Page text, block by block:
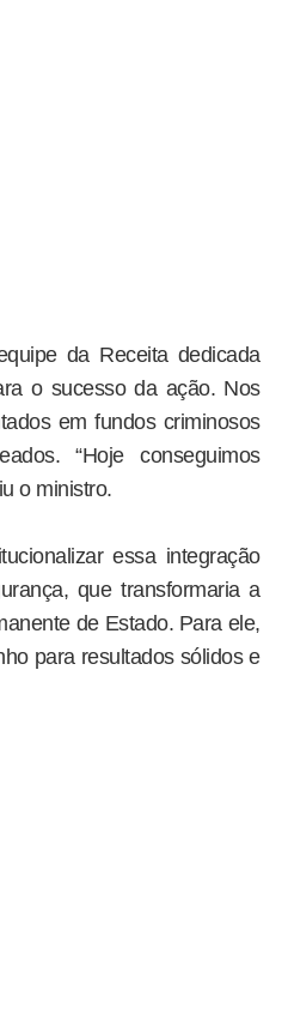
da Receita dedicada
o sucesso da ação. Nos
em fundos criminosos
“Hoje conseguimos
o ministro.
essa integração
que transformaria a
de Estado. Para ele,
para resultados sólidos e